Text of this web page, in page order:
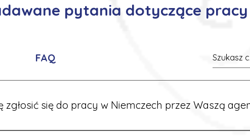
pytania dotyczące pracy
FAQ
zgłosić się do pracy w Niemczech przez Waszą
formularz zgłoszeniowy na naszej stronie lub skontaktować